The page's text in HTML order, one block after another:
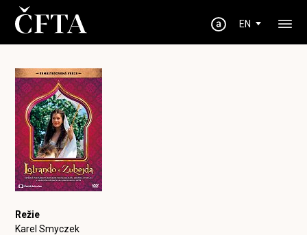
EN
Režie
Karel Smyczek